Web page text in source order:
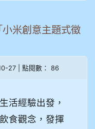
米創意主題式徵
27 | 點閱數： 86
活經驗出發，
食觀念，發揮